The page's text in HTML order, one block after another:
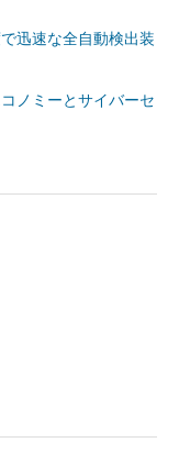
迅速な全自動検出装
ノミーとサイバーセ